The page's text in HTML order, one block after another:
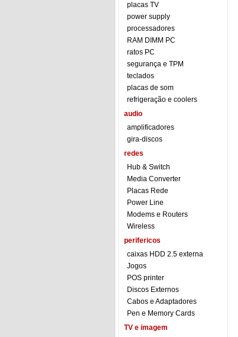
placas TV
power supply
processadores
RAM DIMM PC
ratos PC
segurança e TPM
teclados
placas de som
refrigeração e coolers
audio
amplificadores
gira-discos
redes
Hub & Switch
Media Converter
Placas Rede
Power Line
Modems e Routers
Wireless
perifericos
caixas HDD 2.5 externa
Jogos
POS printer
Discos Externos
Cabos e Adaptadores
Pen e Memory Cards
TV e imagem